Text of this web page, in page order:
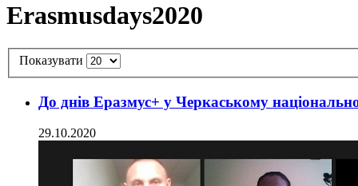
Erasmusdays2020
Показувати
До днів Еразмус+ у Черкаському
29.10.2020